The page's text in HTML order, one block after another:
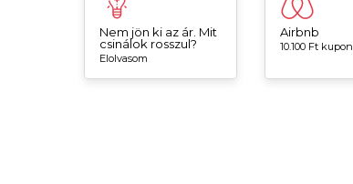
Nem jön ki az ár. Mit
csinálok rosszul?
Elolvasom
Airbnb
10.100 Ft kupon